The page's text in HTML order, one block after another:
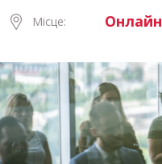
Місце: Онлайн